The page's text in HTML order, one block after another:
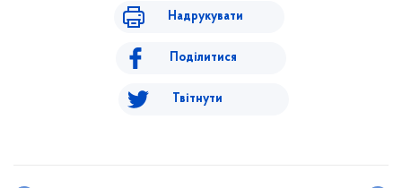
Надрукувати
Поділитися
Твітнути